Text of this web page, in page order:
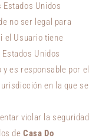
Unidos
no ser legal para
el Usuario tiene
Unidos
es responsable por el
en la que se
violar la seguridad
deCasa Do